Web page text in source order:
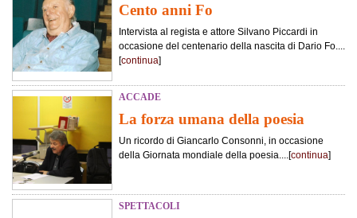
Cento anni Fo
Intervista al regista e attore Silvano Piccardi in
occasione del centenario della nascita di Dario Fo....
[continua]
ACCADE
La forza umana della poesia
Un ricordo di Giancarlo Consonni, in occasione
della Giornata mondiale della poesia....[continua]
SPETTACOLI